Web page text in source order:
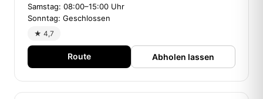
Samstag: 08:00–15:00 Uhr
Sonntag: Geschlossen
★ 4,7
Route Abholen lassen